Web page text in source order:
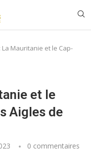
La Mauritanie et le Cap-
et le
Aigles de
0 commentaires